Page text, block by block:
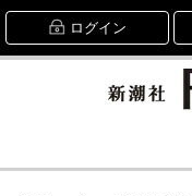
ログイン